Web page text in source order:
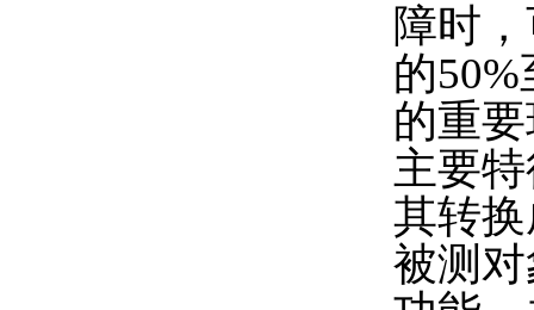
障时
的
的重
主要
其转
被测